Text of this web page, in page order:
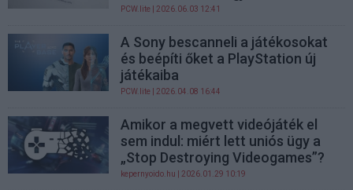
PCW.lite | 2026.06.03 12:41
A Sony bescanneli a játékosokat
és beépíti őket a PlayStation új
játékaiba
PCW.lite | 2026.04.08 16:44
Amikor a megvett videójáték el
sem indul: miért lett uniós ügy a
„Stop Destroying Videogames”?
kepernyoido.hu | 2026.01.29 10:19